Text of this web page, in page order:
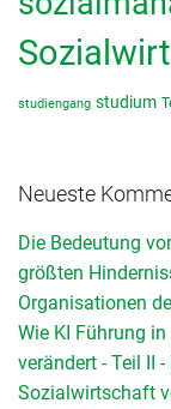
studiengang studium
Neueste
Die Bedeutung
größten
Organisationen
Wie KI Führung
verändert - Teil II
Sozialwirtschaft